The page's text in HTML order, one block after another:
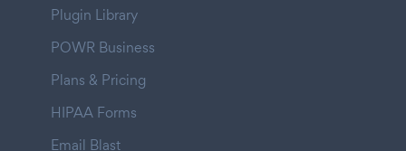
Plugin Library
POWR Business
Plans & Pricing
HIPAA Forms
Email Blast